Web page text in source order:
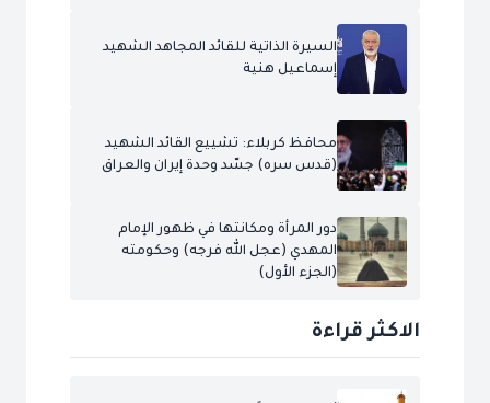
السيرة الذاتية للقائد المجاهد الشهيد
إسماعيل هنية
محافظ كربلاء: تشييع القائد الشهيد
(قدس سره) جسّد وحدة إيران والعراق
دور المرأة ومكانتها في ظهور الإمام
المهدي (عجل الله فرجه) وحكومته
(الجزء الأول)
الاكثر قراءة